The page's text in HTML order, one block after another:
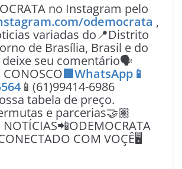
no Instagram pelo
odemocrata ,
variadas do📍Distrito
de Brasília, Brasil e do
deixe seu comentário🗣
🟩WhatsApp📱
📱(61)99414-6986
tabela de preço.
e parcerias🤝🏽
NOTÍCIAS📲ODEMOCRATA
COM VOÇÊ🖥️